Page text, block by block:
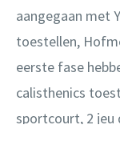
aangegaan met
toestellen,
eerste fase
calisthenics
sportcourt, 2 jeu